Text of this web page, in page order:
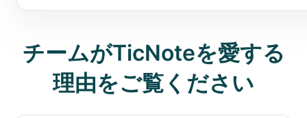
チームがTicNoteを愛する
理由をご覧ください